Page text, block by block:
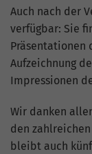
Auch nach der
verfügbar: Sie
Präsentationen
Aufzeichnung
Impressionen
Wir danken
den
bleibt auch
Name
Anbieter